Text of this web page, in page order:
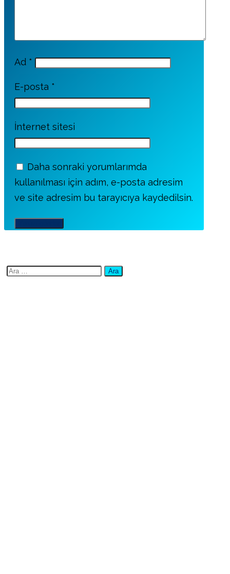
Ad *
E-posta *
İnternet sitesi
Daha sonraki yorumlarımda
kullanılması için adım, e-posta adresim
ve site adresim bu tarayıcıya kaydedilsin.
Arama: